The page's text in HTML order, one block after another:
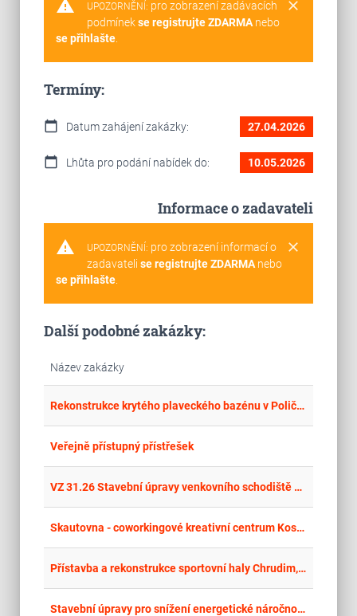
warning clear
UPOZORNĚNÍ: pro zobrazení zadávacích
podmínekse registrujte ZDARMAnebo
se přihlašte.
Termíny:
calendar_today Datum zahájení zakázky: 27.04.2026
calendar_today Lhůta pro podání nabídek do: 10.05.2026
Informace o zadavateli
warning clear
UPOZORNĚNÍ: pro zobrazení informací o
zadavateli se registrujte ZDARMAnebo
se přihlašte.
Další podobné zakázky:
Název zakázky
Rekonstrukce krytého plaveckého bazénu v Poličce – 6.etapa
Veřejně přístupný přístřešek
VZ 31.26 Stavební úpravy venkovního schodiště a zateplení fasády kina Luna
Skautovna - coworkingové kreativní centrum Kostomlaty nad Labem
Přístavba a rekonstrukce sportovní haly Chrudim, II. a III. etapa
Stavební úpravy pro snížení energetické náročnosti, nástavba a přístavba Kulturního domu Strážkovice